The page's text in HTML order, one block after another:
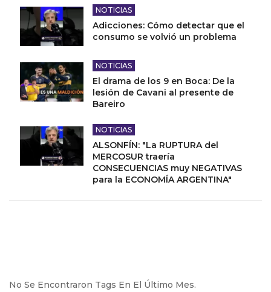
NOTICIAS
Adicciones: Cómo detectar que el
consumo se volvió un problema
NOTICIAS
El drama de los 9 en Boca: De la
lesión de Cavani al presente de
Bareiro
NOTICIAS
ALSONFÍN: "La RUPTURA del
MERCOSUR traería
CONSECUENCIAS muy NEGATIVAS
para la ECONOMÍA ARGENTINA"
No Se Encontraron Tags En El Último Mes.